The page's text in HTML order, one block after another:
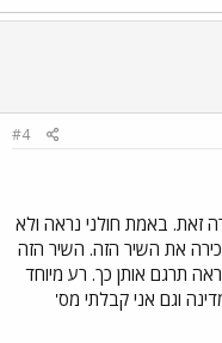
#4
זאת. באמת חולני נראה ולא
את השיר הזה. השיר הזה
תרגם אותן כך. רע מיוחד
וגם אני קבלתי מס'